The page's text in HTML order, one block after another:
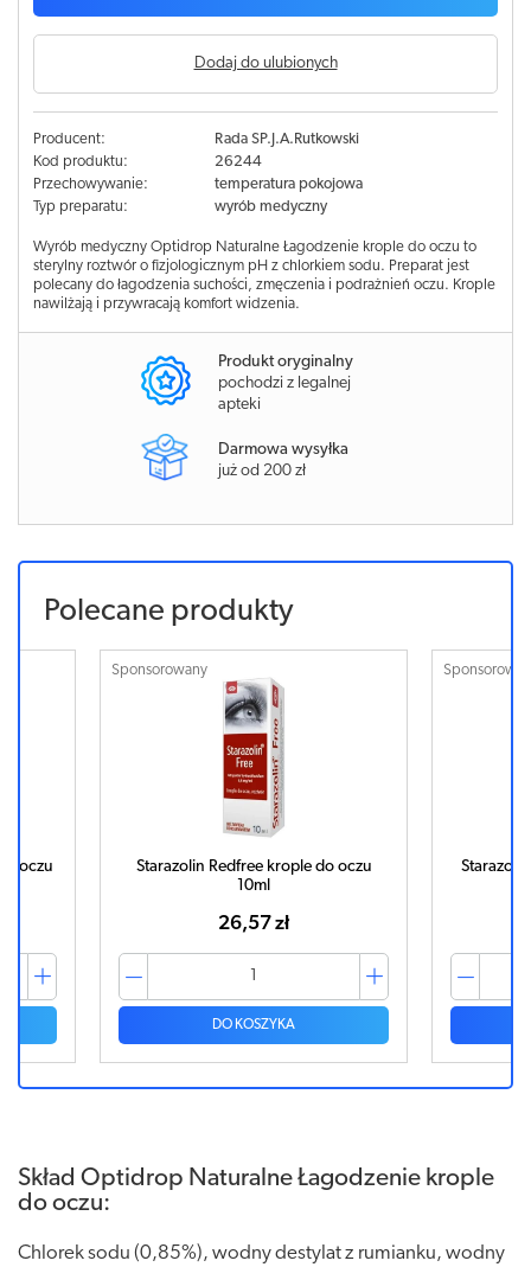
Dodaj do ulubionych
Producent:
Rada SP.J.A.Rutkowski
Kod produktu:
26244
Przechowywanie:
temperatura pokojowa
Typ preparatu:
wyrób medyczny
Wyrób medyczny Optidrop Naturalne Łagodzenie krople do oczu to
sterylny roztwór o fizjologicznym pH z chlorkiem sodu. Preparat jest
polecany do łagodzenia suchości, zmęczenia i podrażnień oczu. Krople
nawilżają i przywracają komfort widzenia.
Produkt oryginalny
pochodzi z legalnej
apteki
Darmowa wysyłka
już od 200 zł
Polecane produkty
oczu
Sponsorowany
Starazolin Redfree krople do oczu
10ml
26,57 zł
DO KOSZYKA
Skład Optidrop Naturalne Łagodzenie krople
do oczu:
Chlorek sodu (0,85%), wodny destylat z rumianku, wodny